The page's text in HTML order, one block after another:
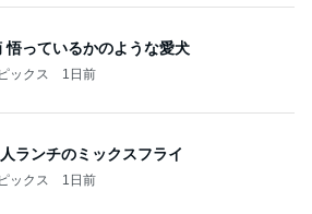
悟っているかのような愛犬
ックス 1日前
ランチのミックスフライ
ックス 1日前